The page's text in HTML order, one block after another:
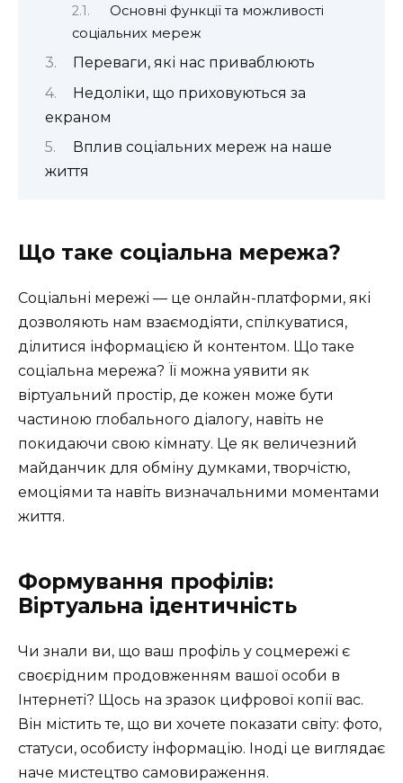
Основні функції та можливості
соціальних мереж
Переваги, які нас приваблюють
Недоліки, що приховуються за
екраном
Вплив соціальних мереж на наше
життя
Що таке соціальна мережа?
Соціальні мережі — це онлайн-платформи, які
дозволяють нам взаємодіяти, спілкуватися,
ділитися інформацією й контентом. Що таке
соціальна мережа? Її можна уявити як
віртуальний простір, де кожен може бути
частиною глобального діалогу, навіть не
покидаючи свою кімнату. Це як величезний
майданчик для обміну думками, творчістю,
емоціями та навіть визначальними моментами
життя.
Формування профілів:
Віртуальна ідентичність
Чи знали ви, що ваш профіль у соцмережі є
своєрідним продовженням вашої особи в
Інтернеті? Щось на зразок цифрової копії вас.
Він містить те, що ви хочете показати світу: фото,
статуси, особисту інформацію. Іноді це виглядає
наче мистецтво самовираження.